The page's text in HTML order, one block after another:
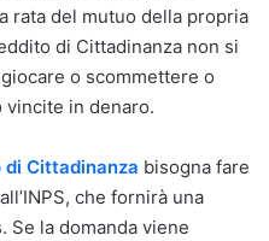
rata del mutuo della propria
di Cittadinanza non si
o scommettere o
vincite in denaro.
di Cittadinanza bisogna fare
che fornirà una
Se la domanda viene